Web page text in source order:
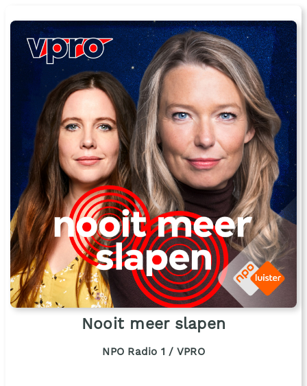
Nooit meer slapen
NPO Radio 1 / VPRO